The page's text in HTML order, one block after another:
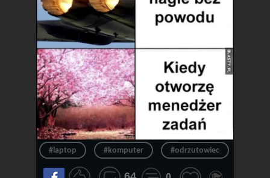
#laptop #komputer #odrzutowiec